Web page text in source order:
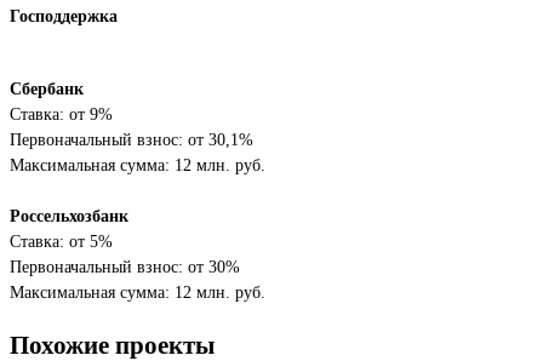
Господдержка
Сбербанк
Ставка: от 9%
Первоначальный взнос: от 30,1%
Максимальная сумма: 12 млн. руб.
Россельхозбанк
Ставка: от 5%
Первоначальный взнос: от 30%
Максимальная сумма: 12 млн. руб.
Похожие проекты